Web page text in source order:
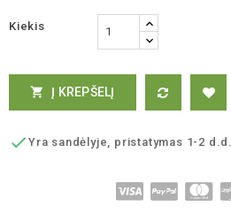
Kiekis
 Į KREPŠELĮ
 Yra sandėlyje, pristatymas 1-2 d.d.